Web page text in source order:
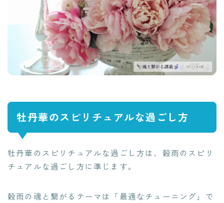
牡丹華のスピリチュアルな過ごし方
牡丹華のスピリチュアルな過ごし方は、穀雨のスピリ
チュアルな過ごし方に準じます。
穀雨の魂と繋がるテーマは「最適なチューニング」で